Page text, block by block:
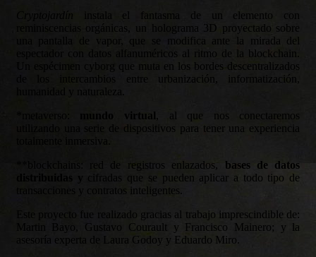
instala el fantasma de un elemento con
reminiscencias orgánicas, un holograma 3D proyectado sobre
una pantalla de vapor, que se modifica ante la mirada del
espectador con datos alfanuméricos al ritmo de la blockchain.
Un espécimen cyborg que muta en los bordes descentralizados
de los intercambios entre urbanización, informatización,
humanidad y naturaleza.
mundo virtual
, al que nos conectaremos
utilizando una serie de dispositivos para tener una experiencia
**blockchains: red de registros enlazados, bases de datos
cifradas que se pueden aplicar a todo tipo de
transacciones y contratos inteligentes.
Este proyecto fue realizado gracias al trabajo imprescindible de:
Martin Bayo, Gustavo Courault y Francisco Mainero; y la
asesoría experta de Laura Godoy y Eduardo Miro.